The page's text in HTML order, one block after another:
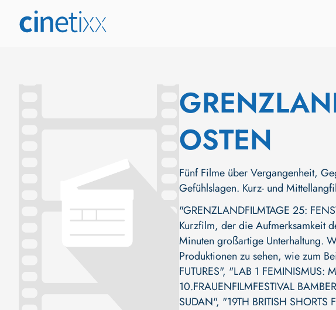
OSTEN
Fünf Filme über Vergangenheit,
Gefühlslagen. Kurz- und
"GRENZLANDFILMTAGE 25:
Kurzfilm, der die Aufmerksamkeit
Minuten großartige Unterhaltung.
Produktionen zu sehen, wie zum
FUTURES", "LAB 1 FEMINISMUS:
10.FRAUENFILMFESTIVAL
SUDAN", "19TH BRITISH SHORTS